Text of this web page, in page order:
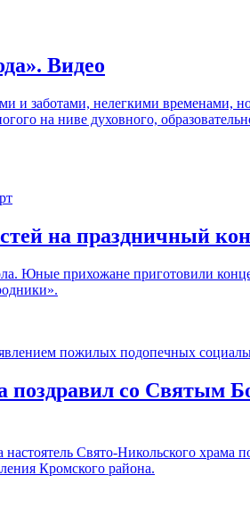
Видео
и заботами, нелегкими
на ниве духовного,
на праздничный
Юные прихожане приготовили
поздравил со Святым
Свято-Никольского
Кромского района.